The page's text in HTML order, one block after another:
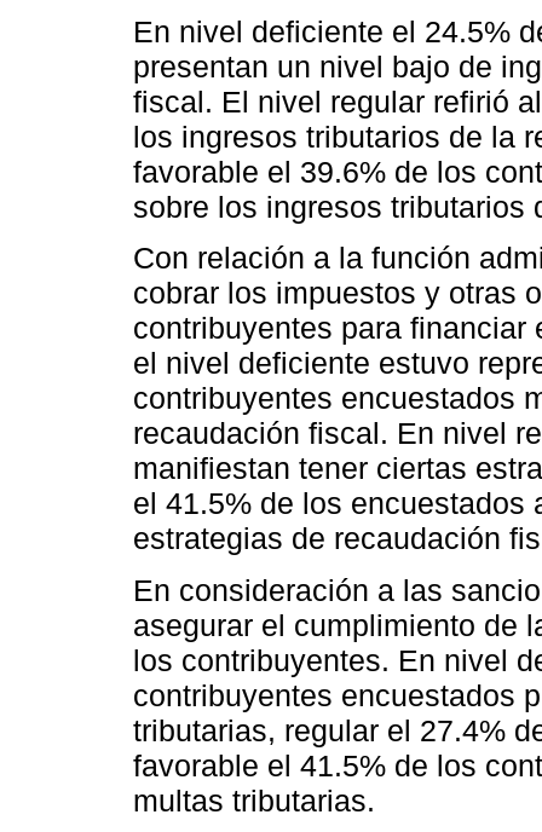
En nivel deficiente el 24.5%
presentan un nivel bajo de
fiscal. El nivel regular refirió
los ingresos tributarios de la
favorable el 39.6% de los
sobre los ingresos tributarios
Con relación a la función
cobrar los impuestos y otras
contribuyentes para
el nivel deficiente estuvo
contribuyentes encuestados
recaudación fiscal. En nivel
manifiestan tener ciertas
el 41.5% de los encuestados
estrategias de recaudación
En consideración a las
asegurar el cumplimiento de
los contribuyentes. En nivel
contribuyentes encuestados
tributarias, regular el 27.4%
favorable el 41.5% de los
multas tributarias.